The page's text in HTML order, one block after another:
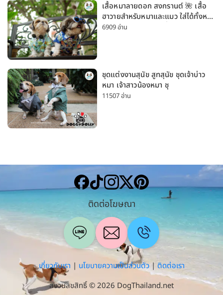
เสื้อหมาลายดอก สงกรานต์ 🌺 เสื้อ
ฮาวายสำหรับหมาและแมว ใส่ได้ทั้งหมา
เล็กและหมาใหญ่ ใส่เที่ยวทะเลน่ารัก
6909 อ่าน
ชุดแต่งงานสุนัข สูทสุนัข ชุดเจ้าบ่าว
หมา เจ้าสาวน้องหมา ชุ
11507 อ่าน
ติดต่อโฆษณา
เกี่ยวกับเรา | นโยบายความเป็นส่วนตัว| ติดต่อเรา
สงวนลิขสิทธิ์ © 2026 DogThailand.net